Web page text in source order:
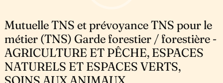
Mutuelle TNS et prévoyance TNS pour le
métier (TNS) Garde forestier / forestière -
AGRICULTURE ET PÊCHE, ESPACES
NATURELS ET ESPACES VERTS,